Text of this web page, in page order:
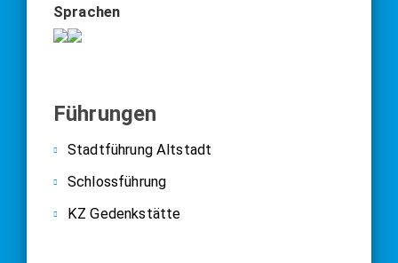
Sprachen
Führungen
Stadtführung Altstadt
Schlossführung
KZ Gedenkstätte